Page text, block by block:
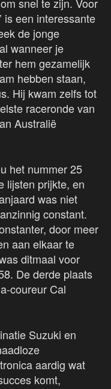
is een interessante
de jonge
wanneer je
hem gezamelijk
hebben staan,
Hij kwam zelfs tot
raceronde van
Australië
het nummer 25
lijsten prijkte, en
was niet
constant.
door meer
aan elkaar te
ditmaal voor
De derde plaats
coureur Cal
Suzuki en
aardig wat
komt,